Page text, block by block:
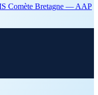
Comète Bretagne — AAP